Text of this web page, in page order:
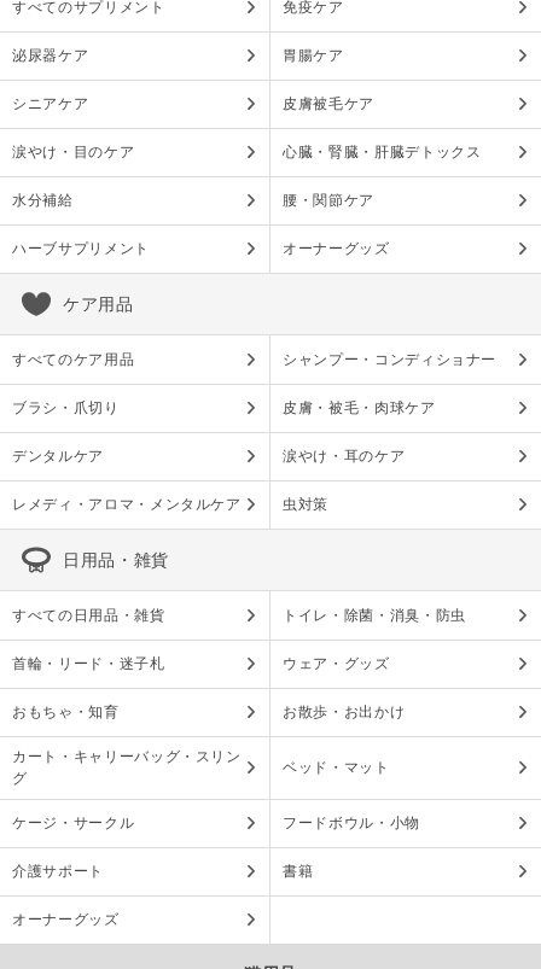
すべてのサプリメント 免疫ケア
泌尿器ケア 胃腸ケア
シニアケア 皮膚被毛ケア
涙やけ・目のケア 心臓・腎臓・肝臓デトックス
水分補給 腰・関節ケア
ハーブサプリメント オーナーグッズ
ケア用品
すべてのケア用品 シャンプー・コンディショナー
ブラシ・爪切り 皮膚・被毛・肉球ケア
デンタルケア 涙やけ・耳のケア
レメディ・アロマ・メンタルケア 虫対策
日用品・雑貨
すべての日用品・雑貨 トイレ・除菌・消臭・防虫
首輪・リード・迷子札 ウェア・グッズ
おもちゃ・知育 お散歩・お出かけ
カート・キャリーバッグ・スリン
グ
ベッド・マット
ケージ・サークル フードボウル・小物
介護サポート 書籍
オーナーグッズ